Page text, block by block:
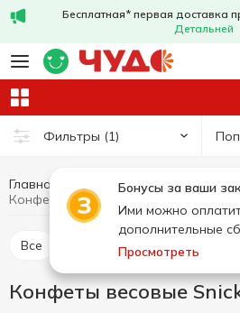
Бесплатная* первая доставка
Детальней
Фильтры (1)
Бонусы за ваши
Ими можно
дополнительные
Просмотреть
Главная Сладости Конфеты
Все Конфеты весовые
Конфеты весовые